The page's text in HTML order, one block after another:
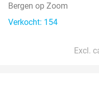
Bergen op Zoom
Verkocht: 154
Excl.